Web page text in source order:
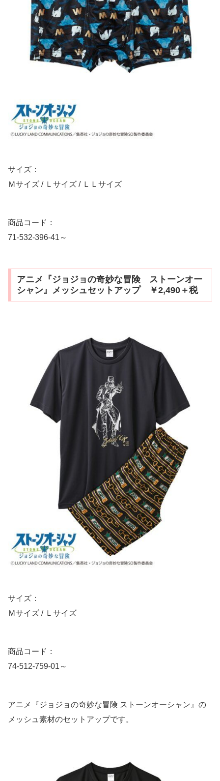
サイズ：
Ｍサイズ / Ｌサイズ / ＬＬサイズ
商品コード：
71-532-396-41～
アニメ『ジョジョの奇妙な冒険 ストーンオー
シャン』メッシュセットアップ ￥2,490＋税
サイズ：
Ｍサイズ / Ｌサイズ
商品コード：
74-512-759-01～
アニメ『ジョジョの奇妙な冒険 ストーンオーシャン』の
メッシュ素材のセットアップです。